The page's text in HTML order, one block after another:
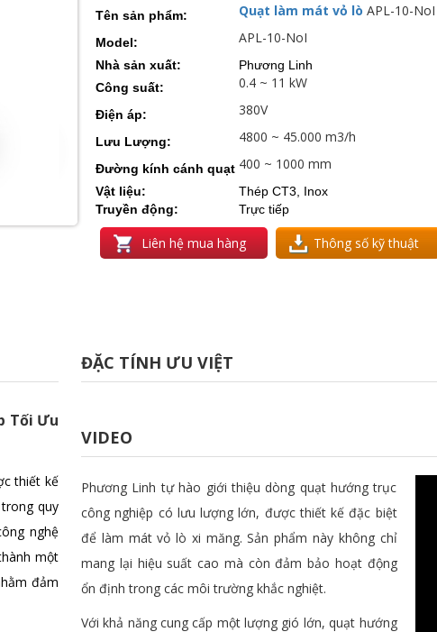
Tên sản phẩm: Quạt làm mát vỏ lò APL-10-NoI
Model: APL-10-NoI
Nhà sản xuất:
Phương Linh
Công suất:
0.4 ~ 11 kW
Điện áp: 380V
Lưu Lượng: 4800 ~ 45.000 m3/h
Đường kính cánh quạt 400 ~ 1000 mm
Vật liệu:
Thép CT3, Inox
Truyền động:
Trực tiếp
Liên hệ mua hàng Thông số kỹ thuật
Tối Ưu
thiết kế
quy
nghệ
một
đảm
ĐẶC TÍNH ƯU VIỆT
VIDEO
Phương Linh tự hào giới thiệu dòng quạt hướng trục
công nghiệp có lưu lượng lớn, được thiết kế đặc biệt
để làm mát vỏ lò xi măng. Sản phẩm này không chỉ
mang lại hiệu suất cao mà còn đảm bảo hoạt động
ổn định trong các môi trường khắc nghiệt.
Với khả năng cung cấp một lượng gió lớn, quạt hướng